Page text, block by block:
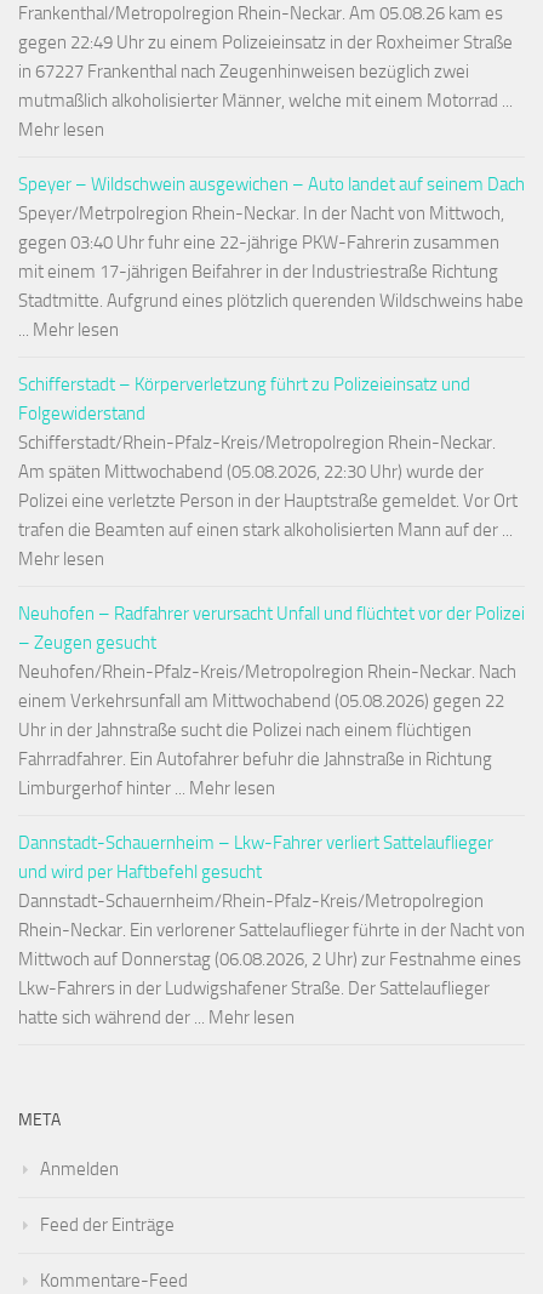
Frankenthal/Metropolregion Rhein-Neckar. Am 05.08.26 kam es
gegen 22:49 Uhr zu einem Polizeieinsatz in der Roxheimer Straße
in 67227 Frankenthal nach Zeugenhinweisen bezüglich zwei
mutmaßlich alkoholisierter Männer, welche mit einem Motorrad ...
Mehr lesen
Speyer – Wildschwein ausgewichen – Auto landet auf seinem Dach
Speyer/Metrpolregion Rhein-Neckar. In der Nacht von Mittwoch,
gegen 03:40 Uhr fuhr eine 22-jährige PKW-Fahrerin zusammen
mit einem 17-jährigen Beifahrer in der Industriestraße Richtung
Stadtmitte. Aufgrund eines plötzlich querenden Wildschweins habe
... Mehr lesen
Schifferstadt – Körperverletzung führt zu Polizeieinsatz und
Folgewiderstand
Schifferstadt/Rhein-Pfalz-Kreis/Metropolregion Rhein-Neckar.
Am späten Mittwochabend (05.08.2026, 22:30 Uhr) wurde der
Polizei eine verletzte Person in der Hauptstraße gemeldet. Vor Ort
trafen die Beamten auf einen stark alkoholisierten Mann auf der ...
Mehr lesen
Neuhofen – Radfahrer verursacht Unfall und flüchtet vor der Polizei
– Zeugen gesucht
Neuhofen/Rhein-Pfalz-Kreis/Metropolregion Rhein-Neckar. Nach
einem Verkehrsunfall am Mittwochabend (05.08.2026) gegen 22
Uhr in der Jahnstraße sucht die Polizei nach einem flüchtigen
Fahrradfahrer. Ein Autofahrer befuhr die Jahnstraße in Richtung
Limburgerhof hinter ... Mehr lesen
Dannstadt-Schauernheim – Lkw-Fahrer verliert Sattelauflieger
und wird per Haftbefehl gesucht
Dannstadt-Schauernheim/Rhein-Pfalz-Kreis/Metropolregion
Rhein-Neckar. Ein verlorener Sattelauflieger führte in der Nacht von
Mittwoch auf Donnerstag (06.08.2026, 2 Uhr) zur Festnahme eines
Lkw-Fahrers in der Ludwigshafener Straße. Der Sattelauflieger
hatte sich während der ... Mehr lesen
META
Anmelden
Feed der Einträge
Kommentare-Feed